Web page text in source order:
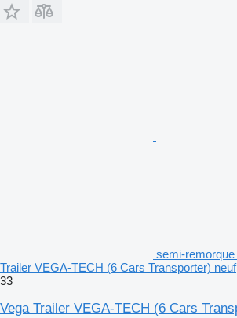
semi-
Trailer VEGA-TECH (6 Cars Transporter) neuf
33
Vega Trailer VEGA-TECH (6 Cars